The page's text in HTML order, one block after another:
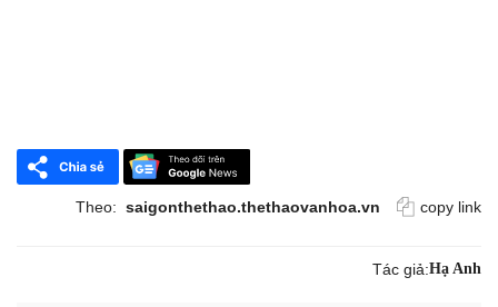
Theo: saigonthethao.thethaovanhoa.vn copy link
Tác giả:Hạ Anh